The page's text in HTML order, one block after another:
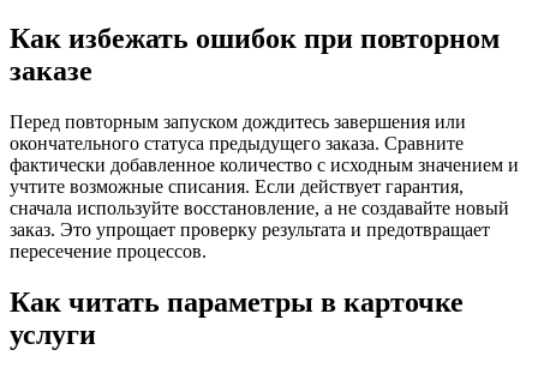
Как избежать ошибок при повторном
заказе
Перед повторным запуском дождитесь завершения или
окончательного статуса предыдущего заказа. Сравните
фактически добавленное количество с исходным значением и
учтите возможные списания. Если действует гарантия,
сначала используйте восстановление, а не создавайте новый
заказ. Это упрощает проверку результата и предотвращает
пересечение процессов.
Как читать параметры в карточке
услуги